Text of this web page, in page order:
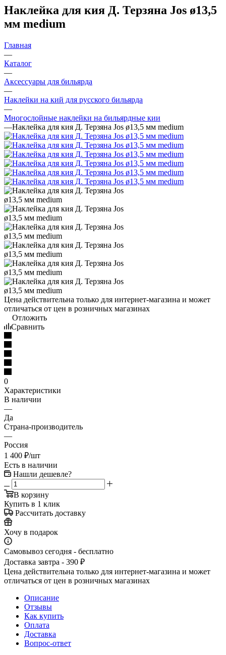
Наклейка для кия Д. Терзяна Jos ø13,5
мм medium
Главная
—
Каталог
—
Аксессуары для бильярда
—
Наклейки на кий для русского бильярда
—
Многослойные наклейки на бильярдные кии
—Наклейка для кия Д. Терзяна Jos ø13,5 мм medium
Цена действительна только для интернет-магазина и может
отличаться от цен в розничных магазинах
Отложить
Сравнить
0
Характеристики
В наличии
—
Да
Страна-производитель
—
Россия
1 400 ₽/шт
Есть в наличии
Нашли дешевле?
В корзину
Купить в 1 клик
Рассчитать доставку
Хочу в подарок
Самовывоз сегодня - бесплатно
Доставка завтра - 390 ₽
Цена действительна только для интернет-магазина и может
отличаться от цен в розничных магазинах
Описание
Отзывы
Как купить
Оплата
Доставка
Вопрос-ответ